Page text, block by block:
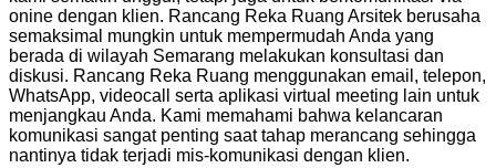
onine dengan klien. Rancang Reka Ruang Arsitek berusaha
semaksimal mungkin untuk mempermudah Anda yang
berada di wilayah Semarang melakukan konsultasi dan
diskusi. Rancang Reka Ruang menggunakan email, telepon,
WhatsApp, videocall serta aplikasi virtual meeting lain untuk
menjangkau Anda. Kami memahami bahwa kelancaran
komunikasi sangat penting saat tahap merancang sehingga
nantinya tidak terjadi mis-komunikasi dengan klien.